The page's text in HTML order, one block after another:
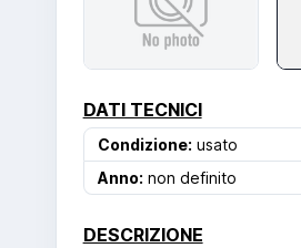
DATI TECNICI
Condizione: usato
Anno: non definito
DESCRIZIONE